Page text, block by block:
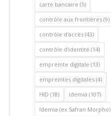
carte bancaire (5)
contrôle aux frontières (9)
contrôle d'accès (43)
contrôle d'identité (14)
empreinte digitale (13)
empreintes digitales (4)
HID (18) idemia (107)
Idemia (ex.Safran Morpho)